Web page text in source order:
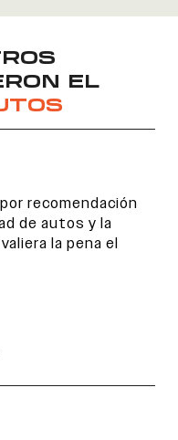
EL
recomendación
autos y la
la pena el